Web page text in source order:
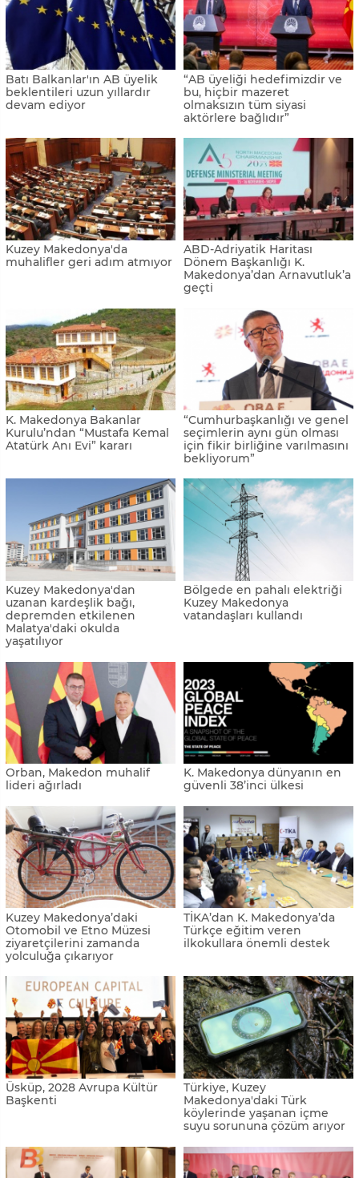
Batı Balkanlar'ın AB üyelik
beklentileri uzun yıllardır
devam ediyor
“AB üyeliği hedefimizdir ve
bu, hiçbir mazeret
olmaksızın tüm siyasi
aktörlere bağlıdır”
Kuzey Makedonya'da
muhalifler geri adım atmıyor
ABD-Adriyatik Haritası
Dönem Başkanlığı K.
Makedonya’dan Arnavutluk’a
geçti
K. Makedonya Bakanlar
Kurulu’ndan “Mustafa Kemal
Atatürk Anı Evi” kararı
“Cumhurbaşkanlığı ve genel
seçimlerin aynı gün olması
için fikir birliğine varılmasını
bekliyorum”
Kuzey Makedonya'dan
uzanan kardeşlik bağı,
depremden etkilenen
Malatya'daki okulda
yaşatılıyor
Bölgede en pahalı elektriği
Kuzey Makedonya
vatandaşları kullandı
Orban, Makedon muhalif
lideri ağırladı
K. Makedonya dünyanın en
güvenli 38’inci ülkesi
Kuzey Makedonya’daki
Otomobil ve Etno Müzesi
ziyaretçilerini zamanda
yolculuğa çıkarıyor
TİKA’dan K. Makedonya’da
Türkçe eğitim veren
ilkokullara önemli destek
Üsküp, 2028 Avrupa Kültür
Başkenti
Türkiye, Kuzey
Makedonya'daki Türk
köylerinde yaşanan içme
suyu sorununa çözüm arıyor